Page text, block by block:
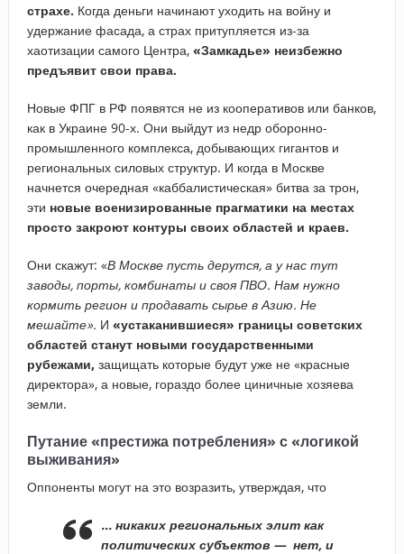
страхе. Когда деньги начинают уходить на войну и
удержание фасада, а страх притупляется из-за
хаотизации самого Центра, «Замкадье» неизбежно
предъявит свои права.
Новые ФПГ в РФ появятся не из кооперативов или банков,
как в Украине 90-х. Они выйдут из недр оборонно-
промышленного комплекса, добывающих гигантов и
региональных силовых структур. И когда в Москве
начнется очередная «каббалистическая» битва за трон,
эти новые военизированные прагматики на местах
просто закроют контуры своих областей и краев.
Они скажут: «В Москве пусть дерутся, а у нас тут
заводы, порты, комбинаты и своя ПВО. Нам нужно
кормить регион и продавать сырье в Азию. Не
мешайте». И «устаканившиеся» границы советских
областей станут новыми государственными
рубежами, защищать которые будут уже не «красные
директора», а новые, гораздо более циничные хозяева
земли.
Путание «престижа потребления» с «логикой
выживания»
Оппоненты могут на это возразить, утверждая, что
… никаких региональных элит как
политических субъектов — нет, и